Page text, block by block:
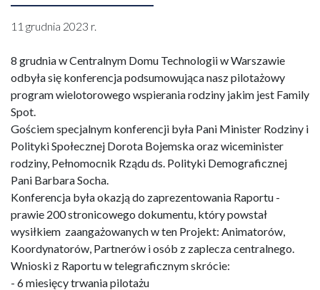
11 grudnia 2023 r.
8 grudnia w Centralnym Domu Technologii w Warszawie
odbyła się konferencja podsumowująca nasz pilotażowy
program wielotorowego wspierania rodziny jakim jest Family
Spot.
Gościem specjalnym konferencji była Pani Minister Rodziny i
Polityki Społecznej Dorota Bojemska oraz wiceminister
rodziny, Pełnomocnik Rządu ds. Polityki Demograficznej
Pani Barbara Socha.
Konferencja była okazją do zaprezentowania Raportu -
prawie 200 stronicowego dokumentu, który powstał
wysiłkiem zaangażowanych w ten Projekt: Animatorów,
Koordynatorów, Partnerów i osób z zaplecza centralnego.
Wnioski z Raportu w telegraficznym skrócie:
- 6 miesięcy trwania pilotażu